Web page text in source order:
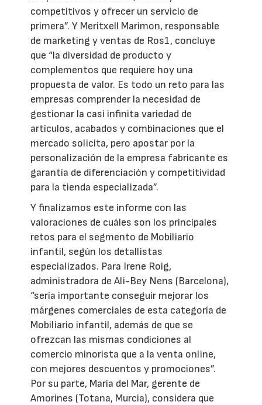
competitivos y ofrecer un servicio de
primera”. Y Meritxell Marimon, responsable
de marketing y ventas de Ros1, concluye
que “la diversidad de producto y
complementos que requiere hoy una
propuesta de valor. Es todo un reto para las
empresas comprender la necesidad de
gestionar la casi infinita variedad de
artículos, acabados y combinaciones que el
mercado solicita, pero apostar por la
personalización de la empresa fabricante es
garantía de diferenciación y competitividad
para la tienda especializada”.
Y finalizamos este informe con las
valoraciones de cuáles son los principales
retos para el segmento de Mobiliario
infantil, según los detallistas
especializados. Para Irene Roig,
administradora de Ali-Bey Nens (Barcelona),
“sería importante conseguir mejorar los
márgenes comerciales de esta categoría de
Mobiliario infantil, además de que se
ofrezcan las mismas condiciones al
comercio minorista que a la venta online,
con mejores descuentos y promociones”.
Por su parte, María del Mar, gerente de
Amorines (Totana, Murcia), considera que